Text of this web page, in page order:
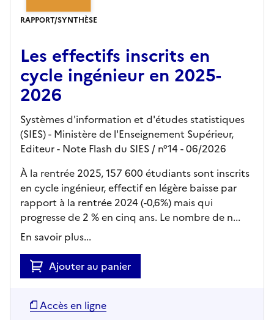
RAPPORT/SYNTHÈSE
Les effectifs inscrits en
cycle ingénieur en 2025-
2026
Systèmes d'information et d'études statistiques
(SIES) - Ministère de l'Enseignement Supérieur,
Editeur- Note Flash du SIES / n°14 - 06/2026
À la rentrée 2025, 157 600 étudiants sont inscrits
en cycle ingénieur, effectif en légère baisse par
rapport à la rentrée 2024 (-0,6%) mais qui
progresse de 2 % en cinq ans. Le nombre de n...
En savoir plus...
Ajouter au panier
Accès en ligne